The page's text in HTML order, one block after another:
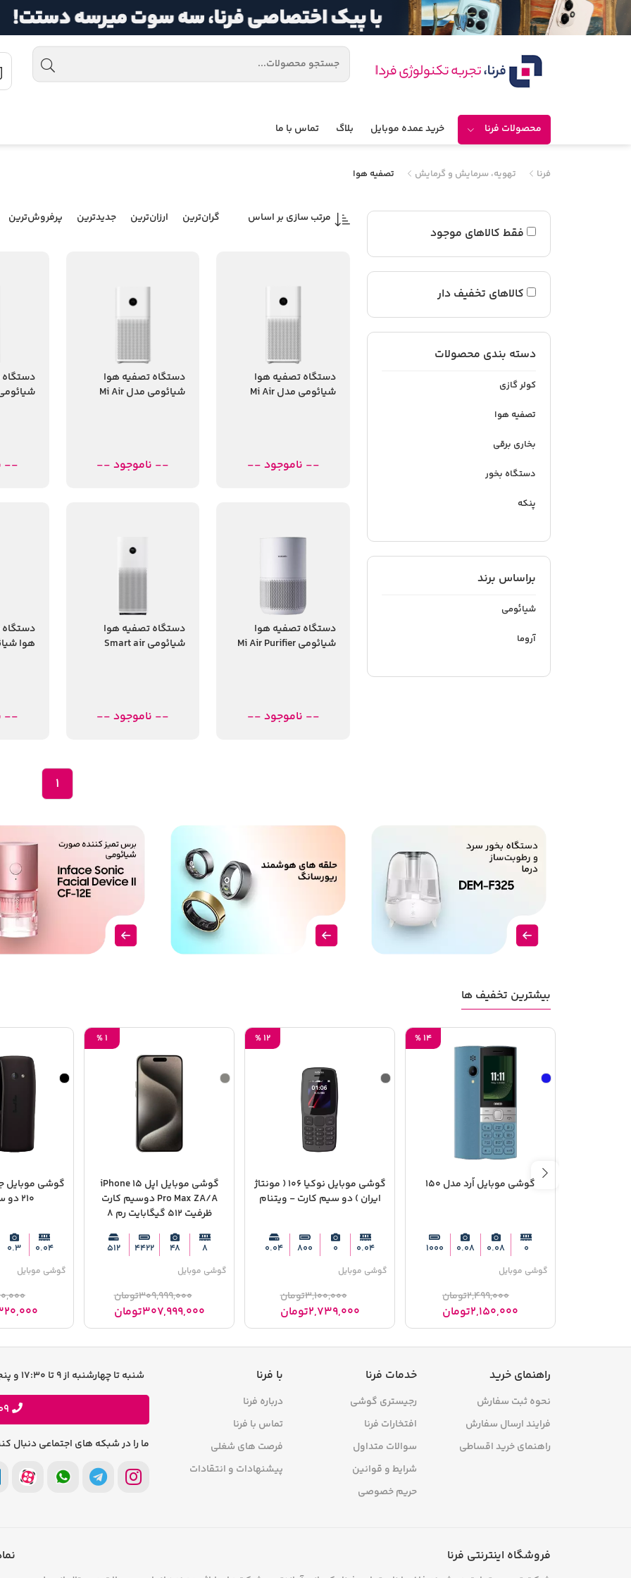
محصولات فرنا خرید عمده موبایل بلاگ تماس با ما
فرنا تهویه، سرمایش و گرمایش تصفیه هوا
فقط کالاهای موجود
کالاهای تخفیف دار
دسته بندی محصولات
کولر گازی
تصفیه هوا
بخاری برقی
دستگاه بخور
پنکه
براساس برند
شیائومی
آروما
مرتب سازی بر اساس گران‌ترین ارزان‌ترین جدیدترین پرفروش‌ترین
دستگاه تصفیه هوا
شیائومی مدل Mi Air
-- ناموجود --
دستگاه تصفیه هوا
شیائومی مدل Mi Air
-- ناموجود -- --
دستگاه تصفیه هوا
شیائومی Mi Air Purifier
-- ناموجود --
دستگاه تصفیه هوا
شیائومی Smart air
-- ناموجود -- --
1
بیشترین تخفیف ها
گوشی موبایل اُرد مدل 150
0
0.08
0.08
1000
گوشی موبایل
2,499,000تومان
2,150,000تومان
14
%
گوشی موبایل نوکیا 106 ( مونتاژ
ایران ) دو سیم‌ کارت - ویتنام
0.04
0
800
0.04
گوشی موبایل
3,100,000تومان
2,739,000تومان
12
%
گوشی موبایل اپل iPhone 15
Pro Max ZA/A دوسیم کارت
ظرفیت 512 گیگابایت رم 8
شده
8
48
4422
512
گوشی موبایل
309,999,000تومان
307,999,000تومان
1
%
گوشی موبایل
210 دو سیم کارت
0.04
0.3
گوشی موبایل
راهنمای خرید
نحوه ثبت سفارش
فرایند ارسال سفارش
راهنمای خرید اقساطی
خدمات فرنا
رجیستری گوشی
افتخارات فرنا
سوالات متداول
شرایط و قوانین
حریم خصوصی
با فرنا
درباره فرنا
تماس با فرنا
فرصت های شغلی
پیشنهادات و انتقادات
شنبه تا چهارشنبه از 9 تا 17:30 و پنجشنبه ها 9 تا 13 پاسخگوی شما هستیم
ما را در شبکه های اجتماعی دنبال
فروشگاه اینترنتی فرنا